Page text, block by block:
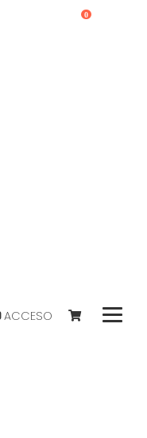
ACCESO
0